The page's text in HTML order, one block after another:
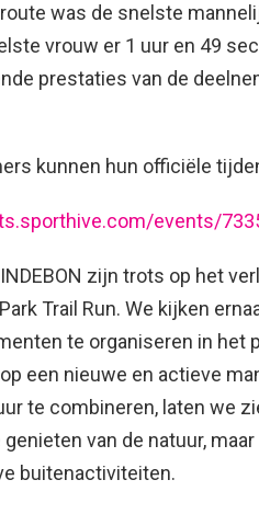
was de snelste
vrouw er 1 uur en 49
prestaties van de
kunnen hun officiële
events/
zijn trots op het
Trail Run. We kijken
te organiseren in het
een nieuwe en actieve
te combineren, laten we
van de natuur,
buitenactiviteiten.